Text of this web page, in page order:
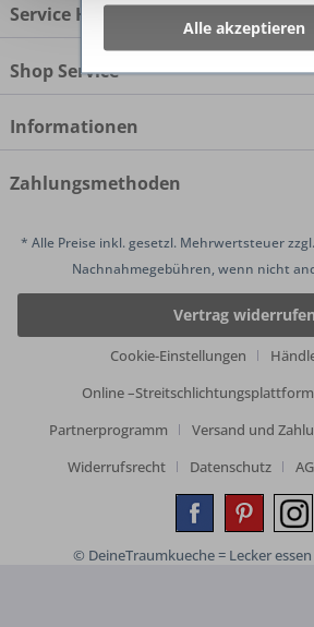
Service Hotline
Shop Service
Informationen
Zahlungsmethoden
* Alle Preise inkl. gesetzl. Mehrwertsteuer zzgl.
Nachnahmegebühren, wenn nicht
Vertrag widerrufen
Cookie-Einstellungen
Online –Streitschlichtungsplattform
Partnerprogramm
Versand und
Widerrufsrecht
Datenschutz
© DeineTraumkueche = Lecker
Alle akzeptieren